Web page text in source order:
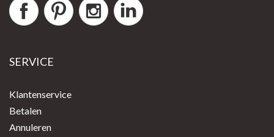
SERVICE
Klantenservice
Betalen
Annuleren